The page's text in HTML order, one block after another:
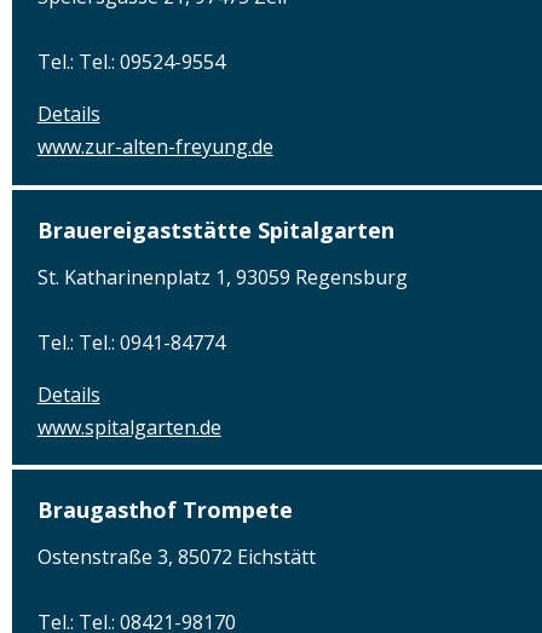
Tel.: Tel.: 09524-9554
Details
www.zur-alten-freyung.de
Brauereigaststätte Spitalgarten
St. Katharinenplatz 1, 93059 Regensburg
Tel.: Tel.: 0941-84774
Details
www.spitalgarten.de
Braugasthof Trompete
Ostenstraße 3, 85072 Eichstätt
Tel.: Tel.: 08421-98170